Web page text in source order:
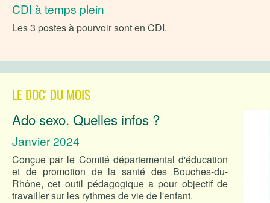
CDI à temps plein
Les 3 postes à pourvoir sont en CDI.
LE DOC' DU MOIS
Ado sexo. Quelles infos ?
Janvier 2024
Conçue par le Comité départemental d'éducation
et de promotion de la santé des Bouches-du-
Rhône, cet outil pédagogique a pour objectif de
travailler sur les rythmes de vie de l'enfant.